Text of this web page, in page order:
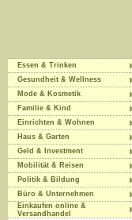
Essen & Trinken
Gesundheit & Wellness
Mode & Kosmetik
Familie & Kind
Einrichten & Wohnen
Haus & Garten
Geld & Investment
Mobilität & Reisen
Politik & Bildung
Büro & Unternehmen
Einkaufen online &
Versandhandel